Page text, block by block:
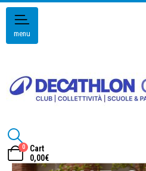
menu
0
Cart
0,00€